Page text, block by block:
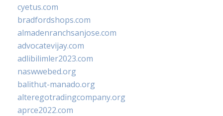
cyetus.com
bradfordshops.com
almadenranchsanjose.com
advocatevijay.com
adlibilimler2023.com
naswwebed.org
balithut-manado.org
alteregotradingcompany.org
aprce2022.com